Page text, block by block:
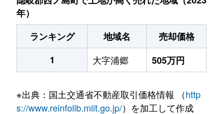
年）
ランキング
地域名
売却価格
1
大字浦郷 505万円
※出典：国土交通省不動産取引価格情報 （http
s://www.reinfolib.mlit.go.jp/）を加工して作成